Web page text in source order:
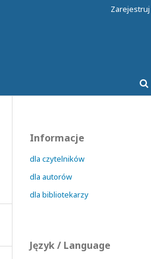
Zarejestruj
Informacje
dla czytelników
dla autorów
dla bibliotekarzy
Język / Language